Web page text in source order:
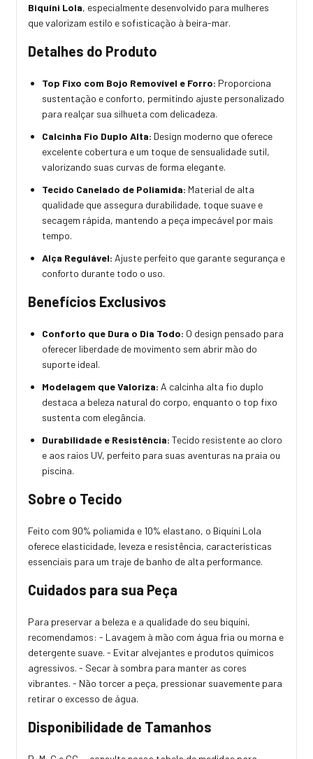
Biquíni Lola, especialmente desenvolvido para mulheres
que valorizam estilo e sofisticação à beira-mar.
Detalhes do Produto
Top Fixo com Bojo Removível e Forro: Proporciona
sustentação e conforto, permitindo ajuste personalizado
para realçar sua silhueta com delicadeza.
Calcinha Fio Duplo Alta: Design moderno que oferece
excelente cobertura e um toque de sensualidade sutil,
valorizando suas curvas de forma elegante.
Tecido Canelado de Poliamida: Material de alta
qualidade que assegura durabilidade, toque suave e
secagem rápida, mantendo a peça impecável por mais
tempo.
Alça Regulável: Ajuste perfeito que garante segurança e
conforto durante todo o uso.
Benefícios Exclusivos
Conforto que Dura o Dia Todo: O design pensado para
oferecer liberdade de movimento sem abrir mão do
suporte ideal.
Modelagem que Valoriza: A calcinha alta fio duplo
destaca a beleza natural do corpo, enquanto o top fixo
sustenta com elegância.
Durabilidade e Resistência: Tecido resistente ao cloro
e aos raios UV, perfeito para suas aventuras na praia ou
piscina.
Sobre o Tecido
Feito com 90% poliamida e 10% elastano, o Biquíni Lola
oferece elasticidade, leveza e resistência, características
essenciais para um traje de banho de alta performance.
Cuidados para sua Peça
Para preservar a beleza e a qualidade do seu biquíni,
recomendamos: - Lavagem à mão com água fria ou morna e
detergente suave. - Evitar alvejantes e produtos químicos
agressivos. - Secar à sombra para manter as cores
vibrantes. - Não torcer a peça, pressionar suavemente para
retirar o excesso de água.
Disponibilidade de Tamanhos